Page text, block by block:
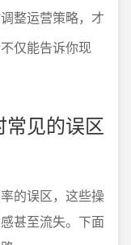
整运营策略，才
仅能告诉你现
常见的误区
的误区，这些操
甚至流失。下面